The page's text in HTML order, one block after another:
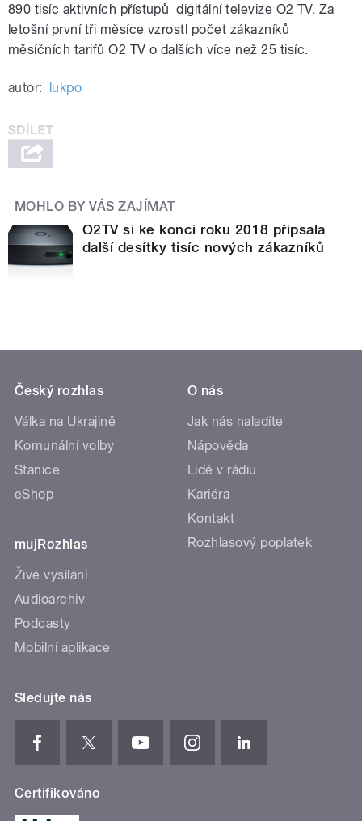
890 tisíc aktivních přístupů digitální televize O2 TV. Za
letošní první tři měsíce vzrostl počet zákazníků
měsíčních tarifů O2 TV o dalších více než 25 tisíc.
autor: lukpo
MOHLO BY VÁS ZAJÍMAT
O2TV si ke konci roku 2018 připsala
další desítky tisíc nových zákazníků
Český rozhlas
Válka na Ukrajině
Komunální volby
Stanice
eShop
mujRozhlas
Živé vysílání
Audioarchiv
Podcasty
Mobilní aplikace
O nás
Jak nás naladíte
Nápověda
Lidé v rádiu
Kariéra
Kontakt
Rozhlasový poplatek
Sledujte nás
Certifikováno